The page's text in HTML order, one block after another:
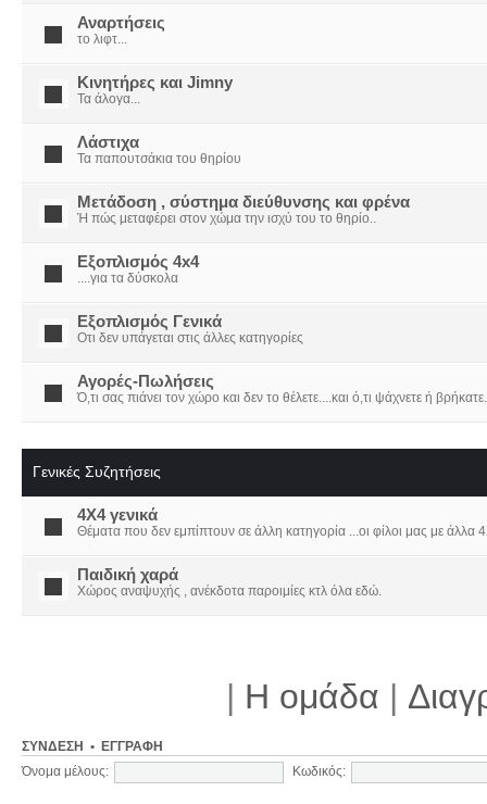
Αναρτήσεις
το λιφτ...
Κινητήρες και Jimny
Τα άλογα...
Λάστιχα
Τα παπουτσάκια του θηρίου
Μετάδοση , σύστημα διεύθυνσης και φρένα
Ή πώς μεταφέρει στον χώμα την ισχύ του το θηρίο..
Εξοπλισμός 4x4
....για τα δύσκολα
Εξοπλισμός Γενικά
Οτι δεν υπάγεται στις άλλες κατηγορίες
Αγορές-Πωλήσεις
Ό,τι σας πιάνει τον χώρο και δεν το θέλετε....και ό,τι ψάχνετε ή
Γενικές Συζητήσεις
4X4 γενικά
Θέματα που δεν εμπίπτουν σε άλλη κατηγορία ...οι φίλοι μας με άλλα
Παιδική χαρά
Χώρος αναψυχής , ανέκδοτα παροιμίες κτλ όλα εδώ.
| Η ομάδα |
ΣΎΝΔΕΣΗ • ΕΓΓΡΑΦΉ
Όνομα μέλους: Κωδικός: